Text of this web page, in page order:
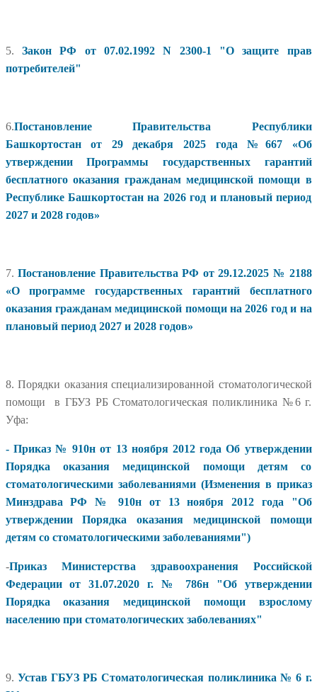
5. Закон РФ от 07.02.1992 N 2300-1 "О защите прав
потребителей"
6.Постановление Правительства Республики
Башкортостан от 29 декабря 2025 года №667 «Об
утверждении Программы государственных гарантий
бесплатного оказания гражданам медицинской помощи в
Республике Башкортостан на 2026 год и плановый период
2027 и 2028 годов»
7. Постановление Правительства РФ от 29.12.2025 № 2188
«О программе государственных гарантий бесплатного
оказания гражданам медицинской помощи на 2026 год и на
плановый период 2027 и 2028 годов»
8. Порядки оказания специализированной стоматологической
помощи в ГБУЗ РБ Стоматологическая поликлиника №6 г.
Уфа:
- Приказ № 910н от 13 ноября 2012 года Об утверждении
Порядка оказания медицинской помощи детям со
стоматологическими заболеваниями (Изменения в приказ
Минздрава РФ
№ 910н от 13 ноября 2012 года
"Об
утверждении Порядка оказания медицинской помощи
детям со стоматологическими заболеваниями")
-Приказ Министерства здравоохранения Российской
Федерации от 31.07.2020 г. № 786н "Об утверждении
Порядка оказания медицинской помощи взрослому
населению при стоматологических заболеваниях"
9. Устав ГБУЗ РБ Стоматологическая поликлиника № 6 г.